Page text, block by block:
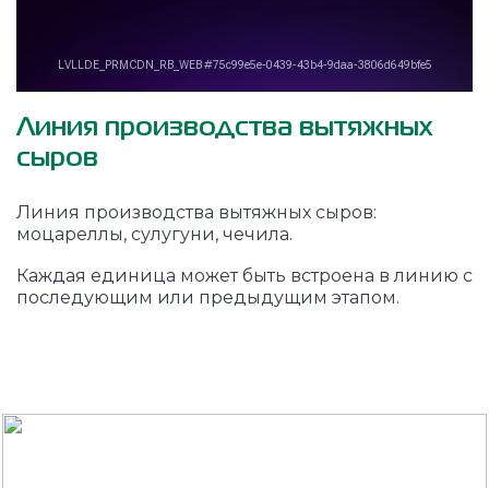
Линия производства вытяжных
сыров
Линия производства вытяжных сыров:
моцареллы, сулугуни, чечила.
Каждая единица может быть встроена в линию с
последующим или предыдущим этапом.